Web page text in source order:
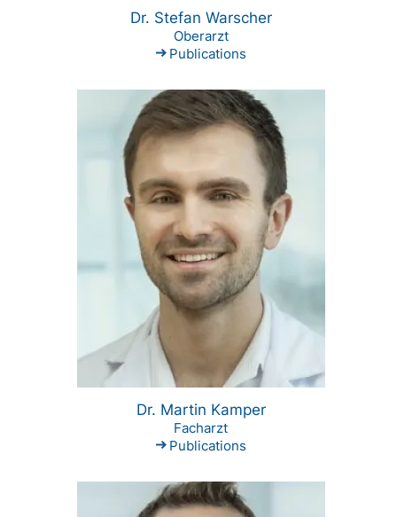
Dr. Stefan Warscher
Oberarzt
Publications
Dr. Martin Kamper
Facharzt
Publications